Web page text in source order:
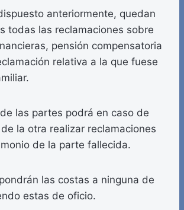
anteriormente, quedan
todas las reclamaciones sobre
pensión compensatoria
relativa a la que fuese
las partes podrá en caso de
la otra realizar reclamaciones
de la parte fallecida.
las costas a ninguna de
estas de oficio.